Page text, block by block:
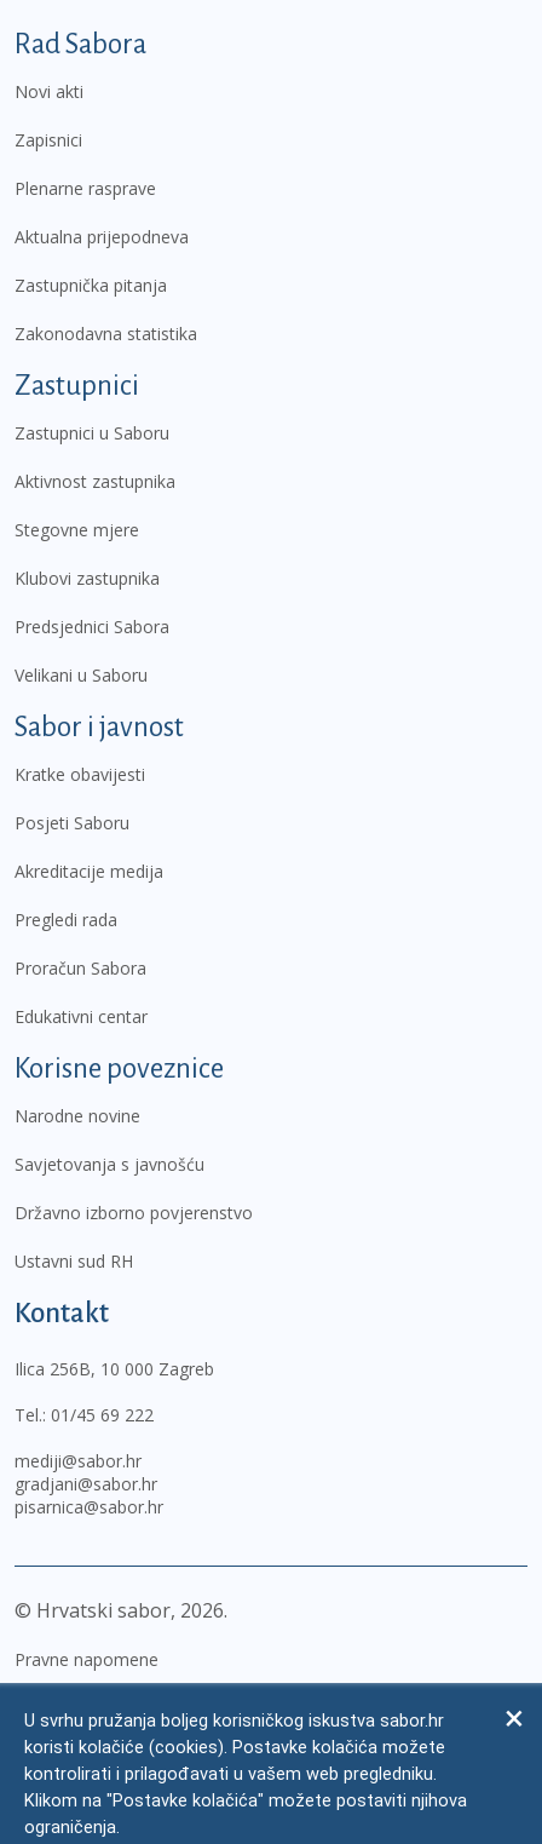
Podnožje prvi izbornik
Rad Sabora
Novi akti
Zapisnici
Plenarne rasprave
Aktualna prijepodneva
Zastupnička pitanja
Zakonodavna statistika
Zastupnici
Zastupnici u Saboru
Aktivnost zastupnika
Stegovne mjere
Klubovi zastupnika
Predsjednici Sabora
Velikani u Saboru
Sabor i javnost
Kratke obavijesti
Posjeti Saboru
Akreditacije medija
Pregledi rada
Proračun Sabora
Edukativni centar
Korisne poveznice
Narodne novine
Savjetovanja s javnošću
Državno izborno povjerenstvo
Ustavni sud RH
Kontakt
Ilica 256B, 10 000 Zagreb
Tel.: 01/45 69 222
mediji@sabor.hr
gradjani@sabor.hr
pisarnica@sabor.hr
© Hrvatski sabor, 2026
Pravne napomene
Zaštita osobnih podataka
Impressum
Česta pitanja
U svrhu pružanja boljeg korisničkog iskustva sabor.hr
koristi kolačiće (cookies). Postavke kolačića možete
kontrolirati i prilagođavati u vašem web pregledniku.
Klikom na "Postavke kolačića" možete postaviti njihova
ograničenja.